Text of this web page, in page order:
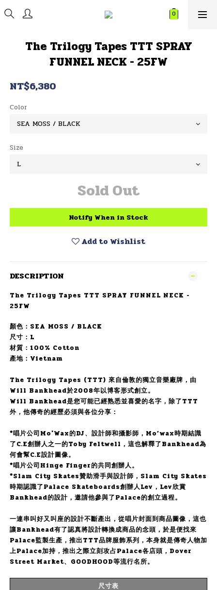
The Trilogy Tapes TTT SPRAY
FUNNEL NECK - 25FW
NT$6,380
Color
Size
Sold Out
Notify When in Stock
Add to Wishlist
DESCRIPTION
The Trilogy Tapes TTT SPRAY FUNNEL NECK -
25FW
顏色：SEA MOSS / BLACK
尺寸：L
材質：100% Cotton
產地：Vietnam
The Trilogy Tapes (TTT) 來自倫敦的獨立音樂廠牌，由
Will Bankhead於2008年以博客形式創立。
Will Bankhead是您可能已經熟悉並喜愛的名字，除了TTT
外，他傳奇的經歷必須與各位分享：
*唱片公司Mo'Wax的DJ、設計師和攝影師，Mo’wax時期結識
了C.E創辦人之一的Toby Feltwell，這也解釋了Bankhead為
何會幫C.E設計圖像。
*唱片公司Hinge Finger的共同創辦人。
*Slam City Skates贊助滑手與設計師，Slam City Skates
時期認識了Palace Skateboards創辦人Lev，Lev欣賞
Bankhead的設計，邀請他參與了Palace的創立過程。
一連串叫好又叫座的設計不斷產出，從唱片封面到商品圖像，這也
讓Bankhead有了認真將設計轉換成商品的念頭，於是便找來
Palace監製生產，推出TTT品牌服飾系列，本身就是傳奇人物加
上Palace加持，推出之際立刻攻占Palace各店頭，Dover
Street Market、GOODHOOD等流行名所。
尺寸表